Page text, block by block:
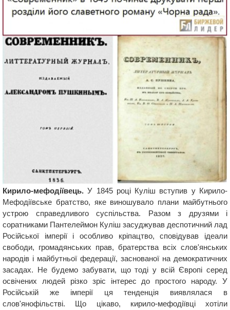
Кирило-мефодіївець. У 1845 році Куліш вступив у Кирило-
Мефодіївське братство, яке виношувало плани майбутнього
устрою справедливого суспільства. Разом з друзями і
соратниками Пантелеймон Куліш засуджував деспотичний лад
Російської імперії і особливо кріпацтво, сповідував ідеали
свободи, громадянських прав, братерства всіх слов'янських
народів і майбутньої федерації, заснованої на демократичних
засадах. Не будемо забувати, що тоді у всій Європі серед
освічених людей різко зріс інтерес до простого народу. У
Російській же імперії ця тенденція виявлялася в
слов'янофільстві. Що цікаво, кирило-мефодіївці хотіли